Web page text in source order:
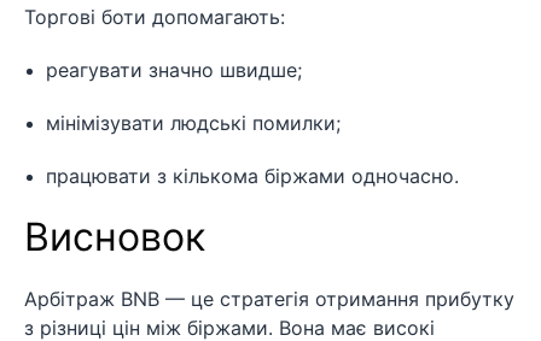
Торгові боти допомагають:
реагувати значно швидше;
мінімізувати людські помилки;
працювати з кількома біржами одночасно.
Висновок
Арбітраж BNB — це стратегія отримання прибутку
з різниці цін між біржами. Вона має високі